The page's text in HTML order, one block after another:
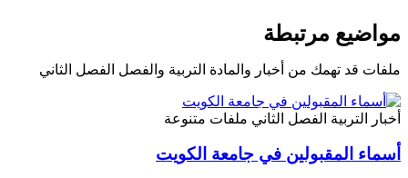
مواضيع مرتبطة
ملفات قد تهمك من أخبار والمادة التربية والفصل الفصل الثاني
أخبار التربية الفصل الثاني ملفات متنوعة
أسماء المقبولين في جامعة الكويت